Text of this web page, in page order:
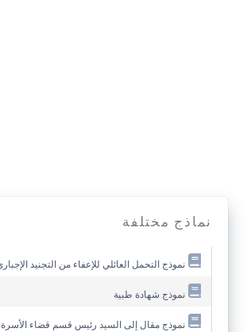
نماذج مختلفة
نموذج التحمل العائلي للإعفاء من التجنيد
نموذج شهادة طبية
نموذج مقال إلى السيد رئيس قسم قضاء